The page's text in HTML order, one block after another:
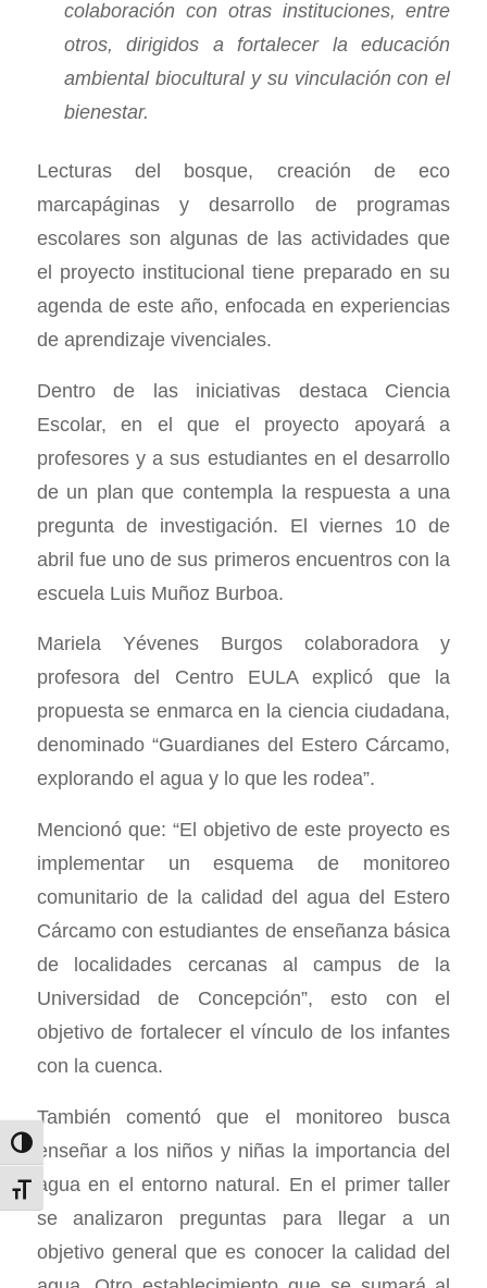
Alternar alto contraste
Alternar tamaño de letra
colaboración con otras instituciones, entre
otros, dirigidos a fortalecer la educación
ambiental biocultural y su vinculación con el
bienestar.
Lecturas del bosque, creación de eco
marcapáginas y desarrollo de programas
escolares son algunas de las actividades que
el proyecto institucional tiene preparado en su
agenda de este año, enfocada en experiencias
de aprendizaje vivenciales.
Dentro de las iniciativas destaca Ciencia
Escolar, en el que el proyecto apoyará a
profesores y a sus estudiantes en el desarrollo
de un plan que contempla la respuesta a una
pregunta de investigación. El viernes 10 de
abril fue uno de sus primeros encuentros con la
escuela Luis Muñoz Burboa.
Mariela Yévenes Burgos colaboradora y
profesora del Centro EULA explicó que la
propuesta se enmarca en la ciencia ciudadana,
denominado “Guardianes del Estero Cárcamo,
explorando el agua y lo que les rodea”.
Mencionó que: “El objetivo de este proyecto es
implementar un esquema de monitoreo
comunitario de la calidad del agua del Estero
Cárcamo con estudiantes de enseñanza básica
de localidades cercanas al campus de la
Universidad de Concepción”, esto con el
objetivo de fortalecer el vínculo de los infantes
con la cuenca.
También comentó que el monitoreo busca
enseñar a los niños y niñas la importancia del
agua en el entorno natural. En el primer taller
se analizaron preguntas para llegar a un
objetivo general que es conocer la calidad del